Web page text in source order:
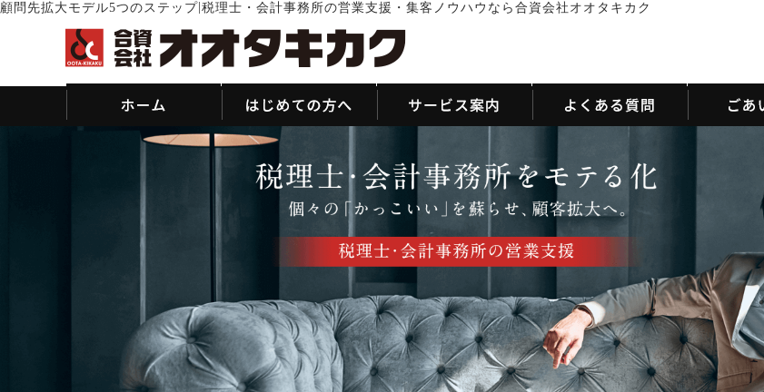
顧問先拡大モデル5つのステップ 税理士・会計事務所の営業支援・集客ノウハウなら合資会社オオタキカク